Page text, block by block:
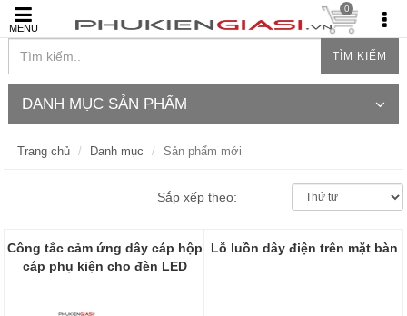
MENU
TÌM KIẾM
0
DANH MỤC SẢN PHẨM
Trang chủ Danh mục Sản phẩm mới
Sắp xếp theo:
Công tắc cảm ứng dây cáp hộp
cáp phụ kiện cho đèn LED
Lỗ luồn dây điện trên mặt bàn